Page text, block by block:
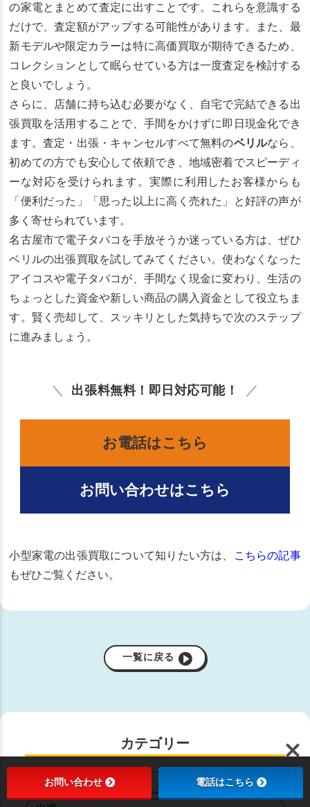
の家電とまとめて査定に出すことです。これらを意識する
だけで、査定額がアップする可能性があります。また、最
新モデルや限定カラーは特に高価買取が期待できるため、
コレクションとして眠らせている方は一度査定を検討する
と良いでしょう。
さらに、店舗に持ち込む必要がなく、自宅で完結できる出
張買取を活用することで、手間をかけずに即日現金化でき
ます。査定・出張・キャンセルすべて無料のベリルなら、
初めての方でも安心して依頼でき、地域密着でスピーディ
ーな対応を受けられます。実際に利用したお客様からも
「便利だった」「思った以上に高く売れた」と好評の声が
多く寄せられています。
名古屋市で電子タバコを手放そうか迷っている方は、ぜひ
ベリルの出張買取を試してみてください。使わなくなった
アイコスや電子タバコが、手間なく現金に変わり、生活の
ちょっとした資金や新しい商品の購入資金として役立ちま
す。賢く売却して、スッキリとした気持ちで次のステップ
に進みましょう。
出張料無料！即日対応可能！
お電話はこちら
お問い合わせはこちら
小型家電の出張買取について知りたい方は、
こちらの記事
もぜひご覧ください。
一覧に戻る
カテゴリー
すべて
お問い合わせ 電話はこちら